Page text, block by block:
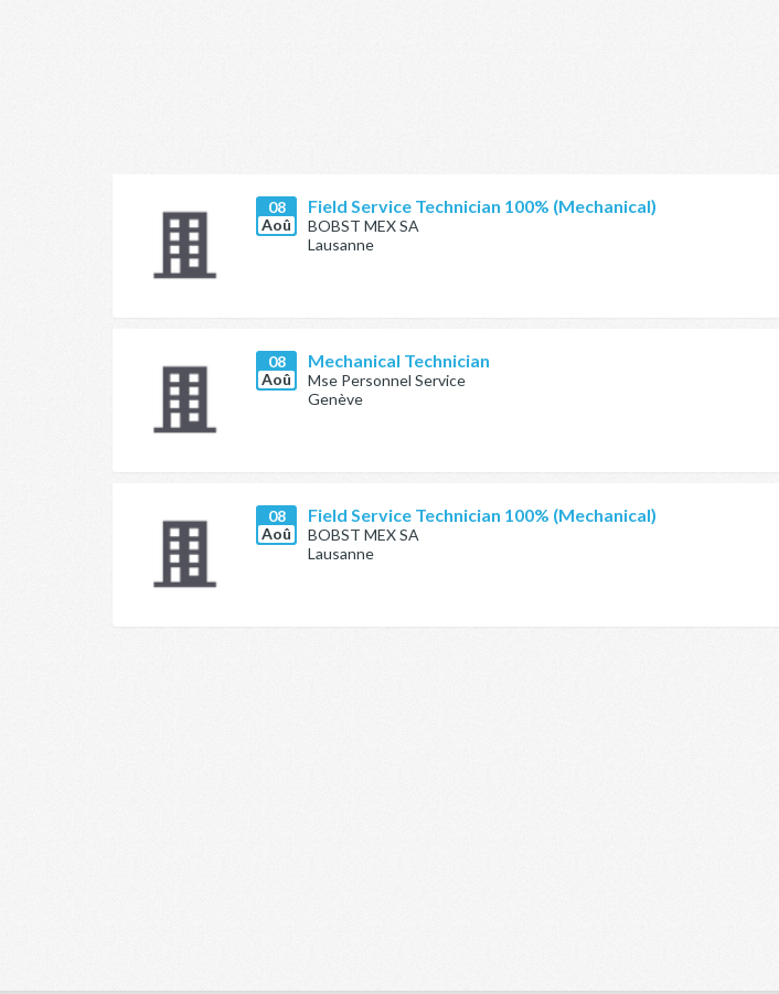
08
Aoû
Field Service Technician 100% (Mechanical)
BOBST MEX SA
Lausanne
08
Aoû
Mechanical Technician
Mse Personnel Service
Genève
08
Aoû
Field Service Technician 100% (Mechanical)
BOBST MEX SA
Lausanne